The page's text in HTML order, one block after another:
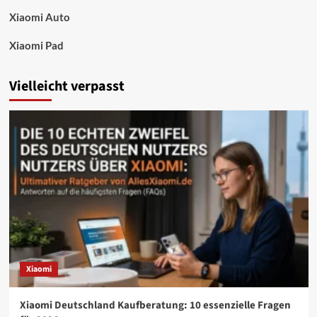
Xiaomi Auto
Xiaomi Pad
Vielleicht verpasst
Xiaomi
Xiaomi Deutschland Kaufberatung: 10 essenzielle Fragen